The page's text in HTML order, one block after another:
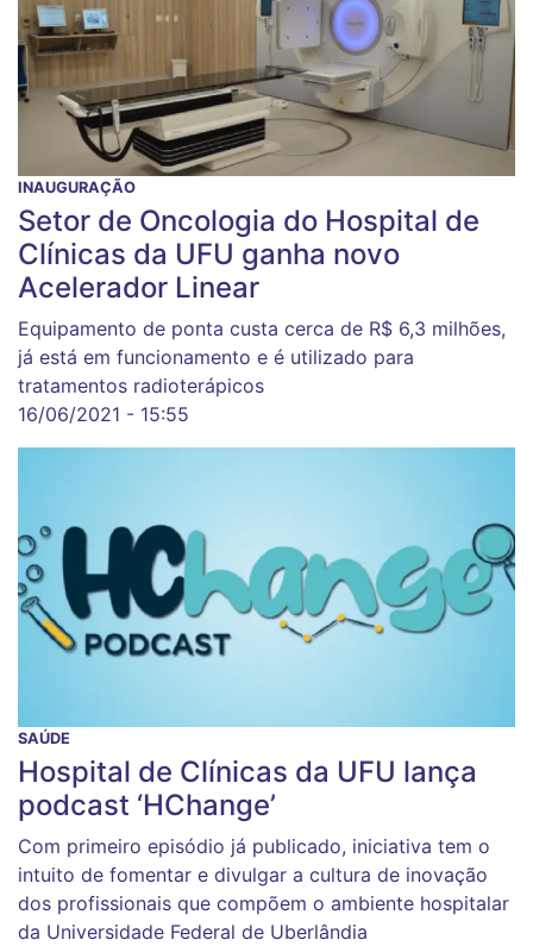
INAUGURAÇÃO
Setor de Oncologia do Hospital de
Clínicas da UFU ganha novo
Acelerador Linear
Equipamento de ponta custa cerca de R$ 6,3 milhões,
já está em funcionamento e é utilizado para
tratamentos radioterápicos
16/06/2021 - 15:55
SAÚDE
Hospital de Clínicas da UFU lança
podcast ‘HChange’
Com primeiro episódio já publicado, iniciativa tem o
intuito de fomentar e divulgar a cultura de inovação
dos profissionais que compõem o ambiente hospitalar
da Universidade Federal de Uberlândia